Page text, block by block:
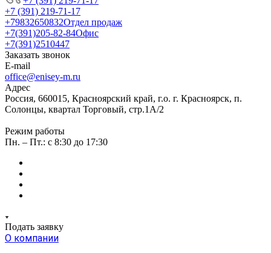
+7 (391) 219-71-17
+79832650832Отдел продаж
+7(391)205-82-84Офис
+7(391)2510447
Заказать звонок
E-mail
office@enisey-m.ru
Адрес
Россия, 660015, Красноярский край, г.о. г. Красноярск, п.
Солонцы, квартал Торговый, стр.1А/2
Режим работы
Пн. – Пт.: c 8:30 до 17:30
Подать заявку
О компании